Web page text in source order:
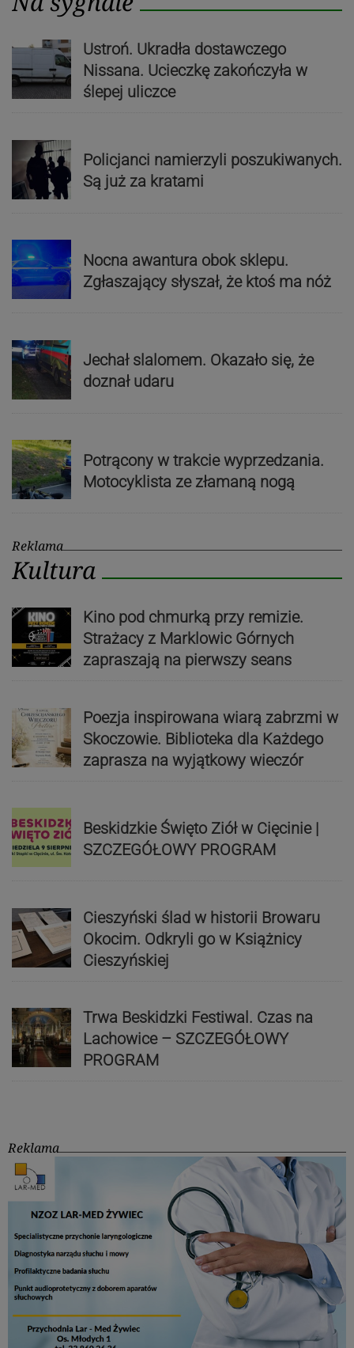
Ustroń. Ukradła dostawczego
Nissana. Ucieczkę zakończyła w
ślepej uliczce
Policjanci namierzyli poszukiwanych.
Są już za kratami
Nocna awantura obok sklepu.
Zgłaszający słyszał, że ktoś ma nóż
Jechał slalomem. Okazało się, że
doznał udaru
Potrącony w trakcie wyprzedzania.
Motocyklista ze złamaną nogą
Reklama
Kultura
Kino pod chmurką przy remizie.
Strażacy z Marklowic Górnych
zapraszają na pierwszy seans
Poezja inspirowana wiarą zabrzmi w
Skoczowie. Biblioteka dla Każdego
zaprasza na wyjątkowy wieczór
Beskidzkie Święto Ziół w Cięcinie |
SZCZEGÓŁOWY PROGRAM
Cieszyński ślad w historii Browaru
Okocim. Odkryli go w Książnicy
Cieszyńskiej
Trwa Beskidzki Festiwal. Czas na
Lachowice – SZCZEGÓŁOWY
PROGRAM
Reklama